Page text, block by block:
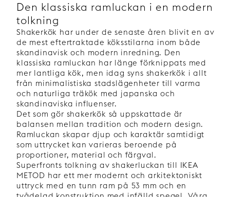
Den klassiska ramluckan i en modern
tolkning
Shakerkök har under de senaste åren blivit en av
de mest eftertraktade köksstilarna inom både
skandinavisk och modern inredning. Den
klassiska ramluckan har länge förknippats med
mer lantliga kök, men idag syns shakerkök i allt
från minimalistiska stadslägenheter till varma
och naturliga träkök med japanska och
skandinaviska influenser.
Det som gör shakerkök så uppskattade är
balansen mellan tradition och modern design.
Ramluckan skapar djup och karaktär samtidigt
som uttrycket kan varieras beroende på
proportioner, material och färgval.
Superfronts tolkning av shakerluckan till IKEA
METOD har ett mer modernt och arkitektoniskt
uttryck med en tunn ram på 53 mm och en